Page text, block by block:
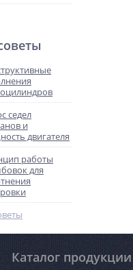
седел
и
двигателя
работы
для
Каталог продукции